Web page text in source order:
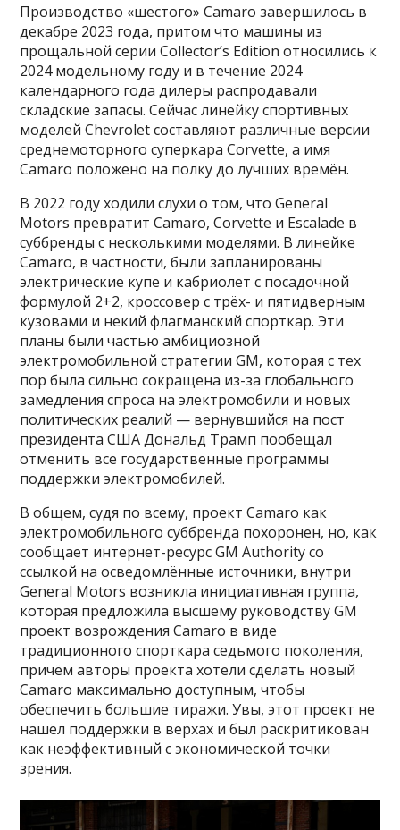
Производство «шестого» Camaro завершилось в
декабре 2023 года, притом что машины из
прощальной серии Collector’s Edition относились к
2024 модельному году и в течение 2024
календарного года дилеры распродавали
складские запасы. Сейчас линейку спортивных
моделей Chevrolet составляют различные версии
среднемоторного суперкара Corvette, а имя
Camaro положено на полку до лучших времён.
В 2022 году ходили слухи о том, что General
Motors превратит Camaro, Corvette и Escalade в
суббренды с несколькими моделями. В линейке
Camaro, в частности, были запланированы
электрические купе и кабриолет с посадочной
формулой 2+2, кроссовер с трёх- и пятидверным
кузовами и некий флагманский спорткар. Эти
планы были частью амбициозной
электромобильной стратегии GM, которая с тех
пор была сильно сокращена из-за глобального
замедления спроса на электромобили и новых
политических реалий — вернувшийся на пост
президента США Дональд Трамп пообещал
отменить все государственные программы
поддержки электромобилей.
В общем, судя по всему, проект Camaro как
электромобильного суббренда похоронен, но, как
сообщает интернет-ресурс GM Authority со
ссылкой на осведомлённые источники, внутри
General Motors возникла инициативная группа,
которая предложила высшему руководству GM
проект возрождения Camaro в виде
традиционного спорткара седьмого поколения,
причём авторы проекта хотели сделать новый
Camaro максимально доступным, чтобы
обеспечить большие тиражи. Увы, этот проект не
нашёл поддержки в верхах и был раскритикован
как неэффективный с экономической точки
зрения.